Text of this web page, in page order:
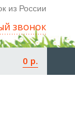
из России
звонок
0 р.